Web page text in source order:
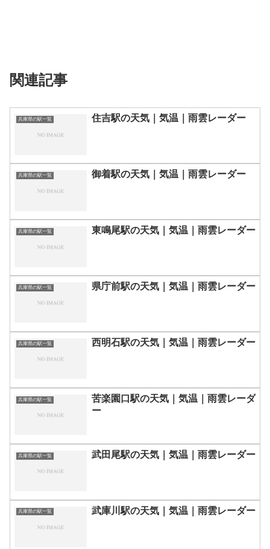
関連記事
兵庫県の駅一覧 住吉駅の天気｜気温｜雨雲レーダー
兵庫県の駅一覧 御着駅の天気｜気温｜雨雲レーダー
兵庫県の駅一覧 東鳴尾駅の天気｜気温｜雨雲レーダー
兵庫県の駅一覧 県庁前駅の天気｜気温｜雨雲レーダー
兵庫県の駅一覧 西明石駅の天気｜気温｜雨雲レーダー
兵庫県の駅一覧
苦楽園口駅の天気｜気温｜雨雲レーダ
ー
兵庫県の駅一覧 武田尾駅の天気｜気温｜雨雲レーダー
兵庫県の駅一覧 武庫川駅の天気｜気温｜雨雲レーダー